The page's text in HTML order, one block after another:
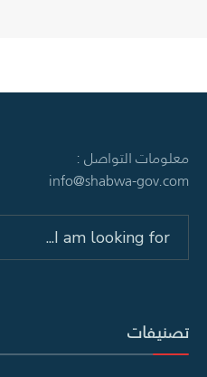
معلومات التواصل :
info@shabwa-gov.com
تصنيفات